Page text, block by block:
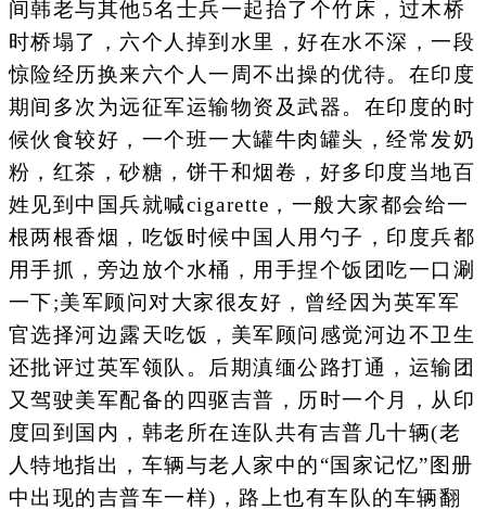
间韩老与其他5名士兵一起抬了个竹床，过木桥
时桥塌了，六个人掉到水里，好在水不深，一段
惊险经历换来六个人一周不出操的优待。在印度
期间多次为远征军运输物资及武器。在印度的时
候伙食较好，一个班一大罐牛肉罐头，经常发奶
粉，红茶，砂糖，饼干和烟卷，好多印度当地百
姓见到中国兵就喊cigarette，一般大家都会给一
根两根香烟，吃饭时候中国人用勺子，印度兵都
用手抓，旁边放个水桶，用手捏个饭团吃一口涮
一下;美军顾问对大家很友好，曾经因为英军军
官选择河边露天吃饭，美军顾问感觉河边不卫生
还批评过英军领队。后期滇缅公路打通，运输团
又驾驶美军配备的四驱吉普，历时一个月，从印
度回到国内，韩老所在连队共有吉普几十辆(老
人特地指出，车辆与老人家中的“国家记忆”图册
中出现的吉普车一样)，路上也有车队的车辆翻